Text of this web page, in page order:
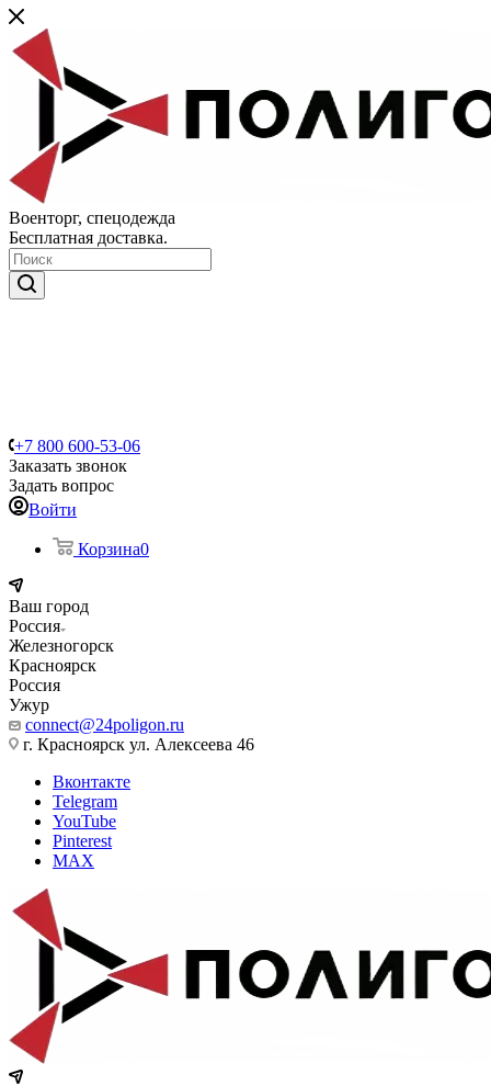
Военторг, спецодежда
Бесплатная доставка.
+7 800 600-53-06
Заказать звонок
Задать вопрос
Войти
Корзина0
Ваш город
Россия
Железногорск
Красноярск
Россия
Ужур
connect@24poligon.ru
г. Красноярск ул. Алексеева 46
Вконтакте
Telegram
YouTube
Pinterest
MAX